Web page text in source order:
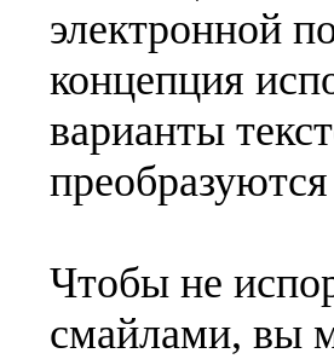
электронной
концепция
варианты
Чтобы не
смайлами, вы